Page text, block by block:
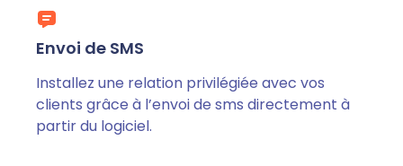
Envoi de SMS
Installez une relation privilégiée avec vos
clients grâce à l’envoi de sms directement à
partir du logiciel.